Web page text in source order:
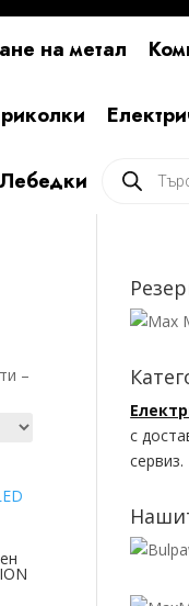
на метал
search
–
с
сервиз.